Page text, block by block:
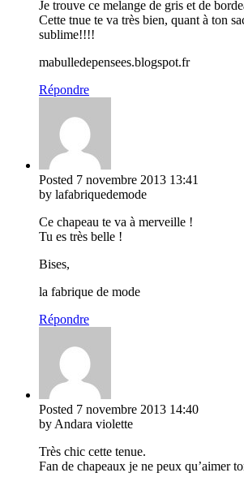
Je trouve ce melange de gris et de
Cette tnue te va très bien, quant à ton
sublime!!!!
mabulledepensees.blogspot.fr
Répondre
Posted 7 novembre 2013 13:41
by lafabriquedemode
Ce chapeau te va à merveille !
Tu es très belle !
Bises,
la fabrique de mode
Répondre
Posted 7 novembre 2013 14:40
by Andara violette
Très chic cette tenue.
Fan de chapeaux je ne peux qu’aimer